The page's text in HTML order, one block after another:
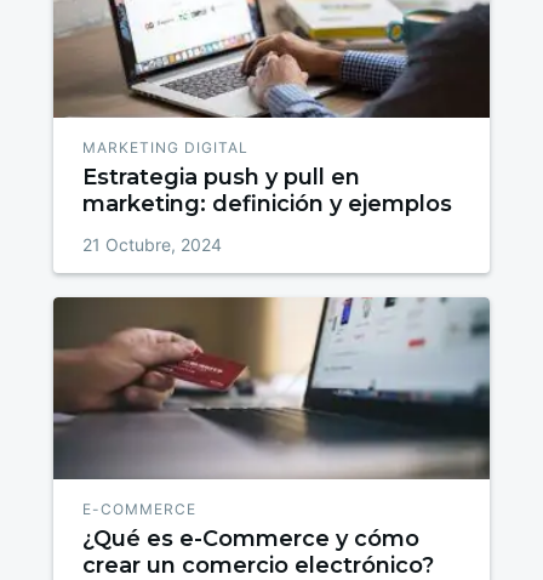
MARKETING DIGITAL
Estrategia push y pull en
marketing: definición y ejemplos
21 Octubre, 2024
E-COMMERCE
¿Qué es e-Commerce y cómo
crear un comercio electrónico?